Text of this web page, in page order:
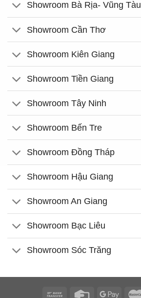
Showroom Bà Rịa- Vũng Tàu
Showroom Cần Thơ
Showroom Kiên Giang
Showroom Tiền Giang
Showroom Tây Ninh
Showroom Bến Tre
Showroom Đồng Tháp
Showroom Hậu Giang
Showroom An Giang
Showroom Bạc Liêu
Showroom Sóc Trăng